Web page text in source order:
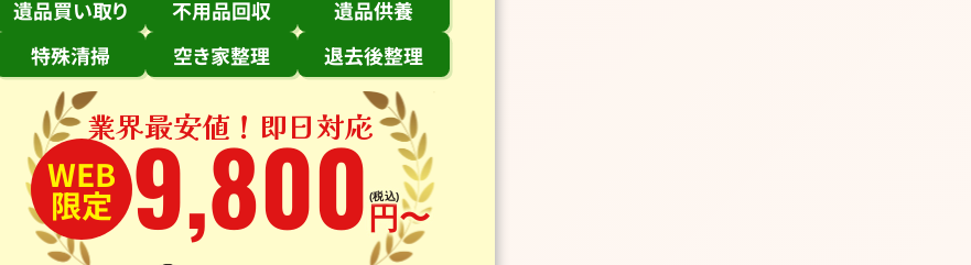
遺品買い取り 不用品回収
遺品供養
特殊清掃
空き家整理 退去後整理
業界最安値！即日対応
WEB
限定 9,800円〜
(税込)